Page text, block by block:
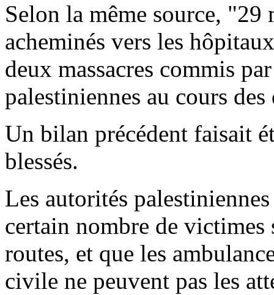
Selon la même source, "29
acheminés vers les
deux massacres commis
palestiniennes au cours
Un bilan précédent faisait
blessés.
Les autorités
certain nombre de victimes
routes, et que les
civile ne peuvent pas les